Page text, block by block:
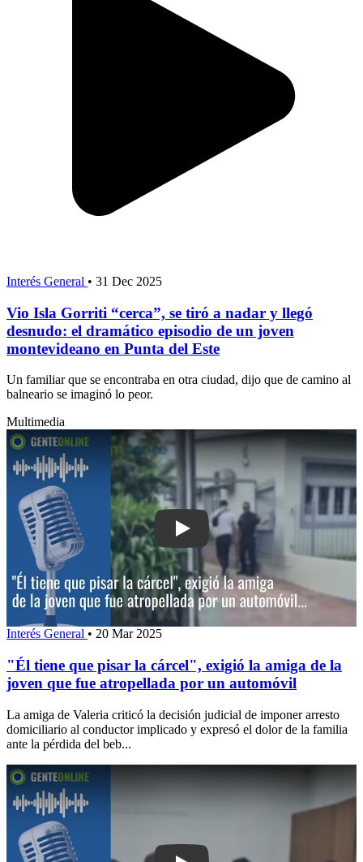
Interés General • 31 Dec 2025
Vio Isla Gorriti “cerca”, se tiró a nadar y llegó
desnudo: el dramático episodio de un joven
montevideano en Punta del Este
Un familiar que se encontraba en otra ciudad, dijo que de camino al
balneario se imaginó lo peor.
Multimedia
Play: "Él tiene que pisar la cárcel",
Interés General • 20 Mar 2025
"Él tiene que pisar la cárcel", exigió la amiga de la
joven que fue atropellada por un automóvil
La amiga de Valeria criticó la decisión judicial de imponer arresto
domiciliario al conductor implicado y expresó el dolor de la familia
ante la pérdida del beb...